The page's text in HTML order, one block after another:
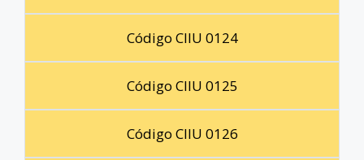
Código CIIU 0124
Código CIIU 0125
Código CIIU 0126